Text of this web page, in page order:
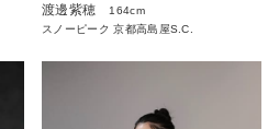
渡邊紫穂
164cm
スノーピーク 京都高島屋S.C.